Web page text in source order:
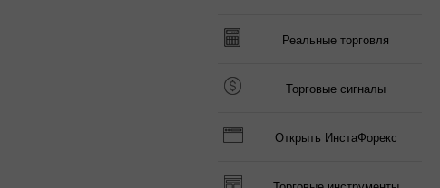
Реальные торговля
Торговые сигналы
Открыть ИнстаФорекс